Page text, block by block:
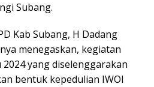
Subang.
Kab Subang, H Dadang
menegaskan, kegiatan
yang diselenggarakan
bentuk kepedulian IWOI